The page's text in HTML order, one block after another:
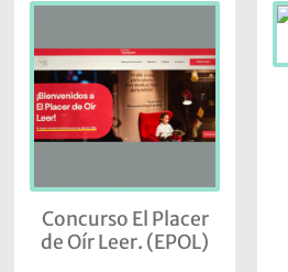
Concurso El Placer
de Oír Leer. (EPOL)